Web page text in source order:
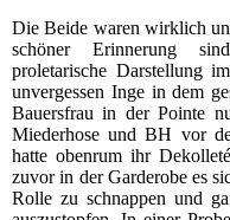
Die Beide waren wirklich
schöner Erinnerung
proletarische Darstellung
unvergessen Inge in dem
Bauersfrau in der Pointe
Miederhose und BH vor
hatte obenrum ihr
zuvor in der Garderobe es
Rolle zu schnappen und